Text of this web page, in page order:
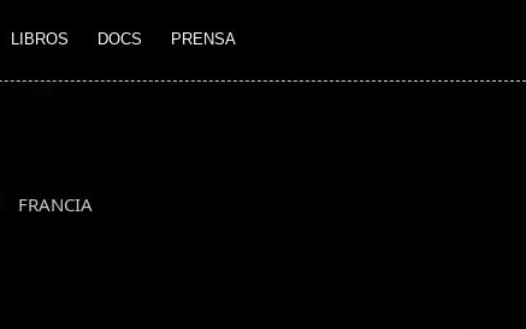
LIBROS DOCS PRENSA
FRANCIA